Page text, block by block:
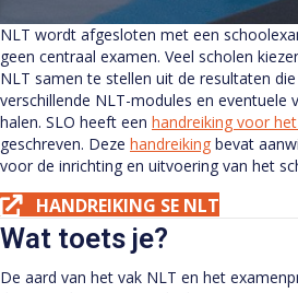
NLT wordt afgesloten met een
geen centraal examen. Veel scholen
NLT samen te stellen uit de resultaten
verschillende NLT-modules en eventuele
halen. SLO heeft een handreiking voor
geschreven. Deze handreiking bevat
voor de inrichting en uitvoering van het
HANDREIKING SE NLT
Wat toets je?
De aard van het vak NLT en het